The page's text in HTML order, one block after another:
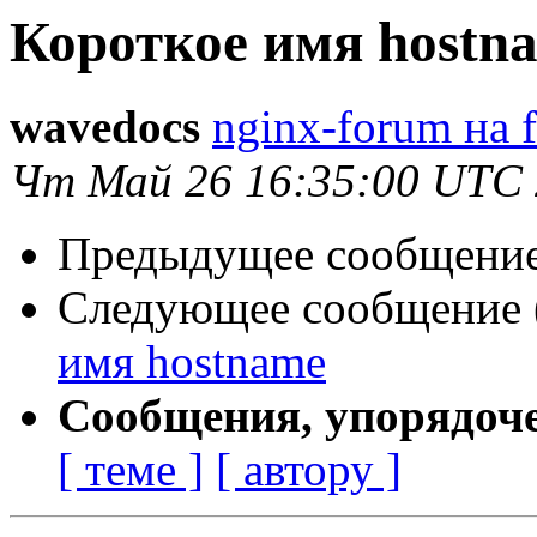
Короткое имя
wavedocs nginx-forum на
Чт Май 26 16:35:00 UTC
Предыдущее
Следующее сообщение
имя hostname
Сообщения,
[ теме ] [ автору ]